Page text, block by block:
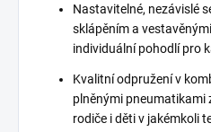
Nastavitelné, nezávislé
sklápěním a
individuální pohodlí pro
Kvalitní odpružení v
plněnými pneumatikami
rodiče i děti v jakémkoli